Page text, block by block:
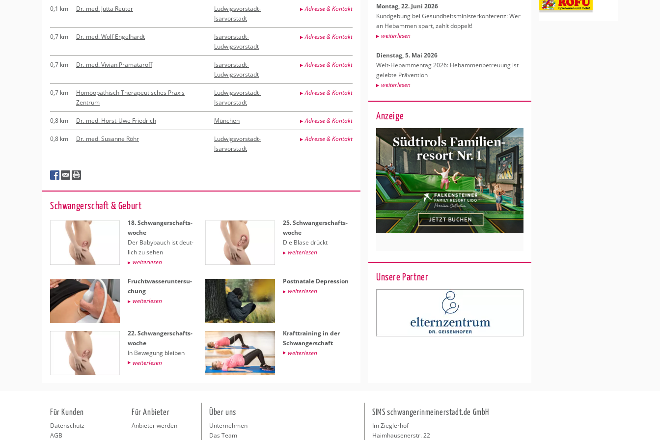
0,1 km Dr. med. Jutta Reuter
Ludwigsvorstadt-
Isarvorstadt
Adresse & Kontakt
0,7 km Dr. med. Wolf Engelhardt
Isarvorstadt-
Ludwigsvorstadt
Adresse & Kontakt
0,7 km Dr. med. Vivian Pramataroff
Isarvorstadt-
Ludwigsvorstadt
Adresse & Kontakt
0,7 km
Homöopathisch Therapeutisches Praxis
Zentrum
Ludwigsvorstadt-
Isarvorstadt
Adresse & Kontakt
0,8 km Dr. med. Horst-Uwe Friedrich München Adresse & Kontakt
0,8 km Dr. med. Susanne Röhr
Ludwigsvorstadt-
Isarvorstadt
Adresse & Kontakt
Schwan­ger­schaft & Ge­burt
18. Schwan­ger­schafts­
wo­che
Der Ba­by­bauch ist deut­
lich zu sehen
wei­ter­le­sen
25. Schwan­ger­schafts­
wo­che
Die Blase drückt
wei­ter­le­sen
Frucht­was­ser­un­ter­su­
chung
wei­ter­le­sen
Post­na­ta­le De­pres­si­on
wei­ter­le­sen
22. Schwan­ger­schafts­
wo­che
In Be­we­gung blei­ben
wei­ter­le­sen
Kraft­trai­ning in der
Schwan­ger­schaft
wei­ter­le­sen
Mon­tag, 22. Juni 2026
Kund­ge­bung bei Ge­sund­heits­mi­nis­ter­kon­fe­renz: Wer
an Heb­am­men spart, zahlt dop­pelt!
wei­ter­le­sen
Diens­tag, 5. Mai 2026
Welt-Heb­am­men­tag 2026: Heb­am­men­be­treu­ung ist
ge­leb­te Prä­ven­ti­on
wei­ter­le­sen
Anzeige
Unsere Partner
Für Kunden
Datenschutz
AGB
Für Anbieter
Anbieter werden
Über uns
Unternehmen
Das Team
SIMS schwangerinmeinerstadt.de GmbH
Im Zieglerhof
Haimhausenerstr. 22